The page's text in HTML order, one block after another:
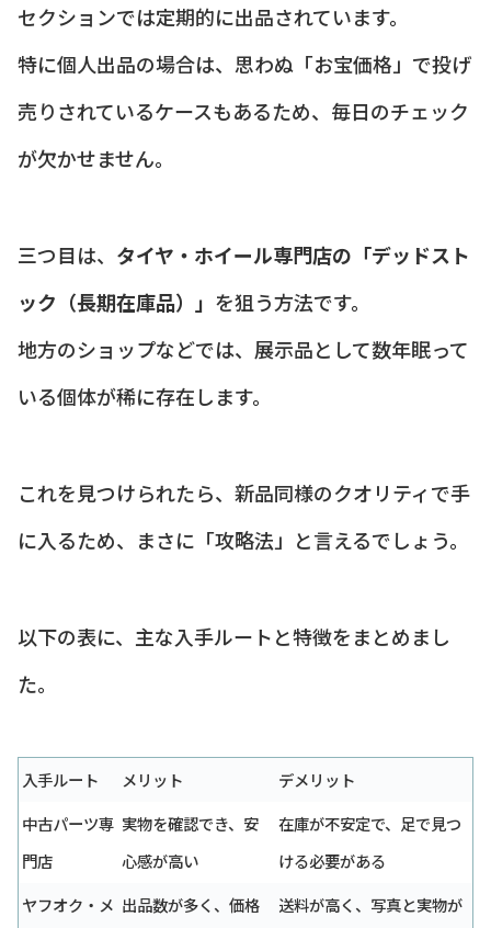
セクションでは定期的に出品されています。
特に個人出品の場合は、思わぬ「お宝価格」で投げ
売りされているケースもあるため、毎日のチェック
が欠かせません。
三つ目は、 タイヤ・ホイール専門店の「デッドスト
ック（長期在庫品）」 を狙う方法です。
地方のショップなどでは、展示品として数年眠って
いる個体が稀に存在します。
これを見つけられたら、新品同様のクオリティで手
に入るため、まさに「攻略法」と言えるでしょう。
以下の表に、主な入手ルートと特徴をまとめまし
た。
入手ルート メリット
デメリット
中古パーツ専
門店
実物を確認でき、安
心感が高い
在庫が不安定で、足で見つ
ける必要がある
ヤフオク・メ 出品数が多く、価格
送料が高く、写真と実物が